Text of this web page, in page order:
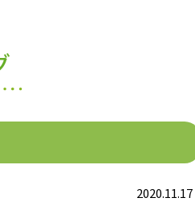
2020.11.17